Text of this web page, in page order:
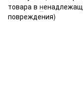
товара в н
повреждения)